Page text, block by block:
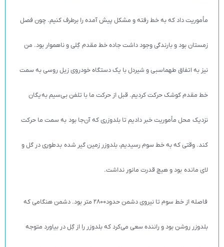
مأموریت داد که به خط رفته و مشکل پیش آمده را برطرف کنیم. چون فصل
زمستان بود و بارندگی وجود داشت جاده خط مقدم گِلی و ناهموار بود. من
نیز به اتفاق طهماسبی و شیردل با یک دستگاه خودروی زیل روسی به سمت
خط مقدم کوشک حرکت کردیم. قبل از حرکت ما با تلفن بی‌سیم به یگان
نزدیک محل مأموریت خبر دادیم تا بلدوزری که آن‌جا بود به سمت ما حرکت
کند. وقتی که به خط سوم رسیدیم، بلدوزر زمین گیر شده بدطوری در گل و
لای مانده بود و هیچ قدرت مانور نداشت.
فاصله از خط سوم تا نیروی دشمن حدود2800 متر بود. دشمن هنگامی که
بلدوزر روشن بود و راننده سعی می‌کرد که بلدوزر را از گِل در بیاورد متوجه